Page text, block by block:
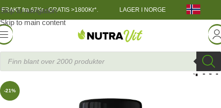
Skip to navigation
Skip to main content
FRAKT fra 67Kr - GRATIS >1800Kr*. LAGER I NORGE
TRENINGSNÆRING»QNT Metapure Mass 1815g
-21%